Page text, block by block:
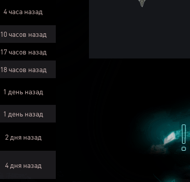
4 часа назад
10 часов назад
17 часов назад
18 часов назад
1 день назад
1 день назад
2 дня назад
4 дня назад